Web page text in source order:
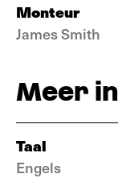
Monteur
James Smith
Meer
Taal
Engels